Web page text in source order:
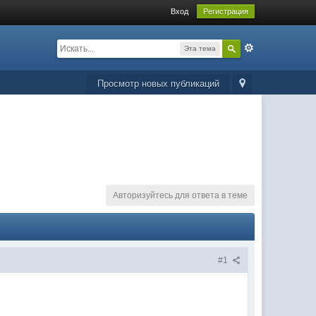
Вход Регистрация
Эта тема
Просмотр новых публикаций
Авторизуйтесь для ответа в теме
#1